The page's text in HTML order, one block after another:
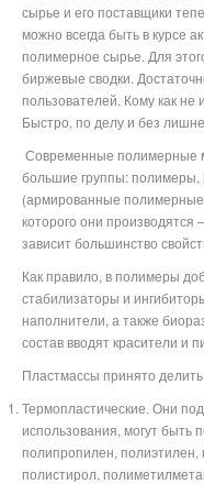
сырье и его поставщики
можно всегда быть в курсе
полимерное сырье. Для
биржевые сводки.
пользователей. Кому как
Быстро, по делу и без
Современные полимерные
большие группы:
(армированные
которого они
зависит большинство
Как правило, в полимеры
стабилизаторы и
наполнители, а также
состав вводят красители и
Пластмассы принято
Термопластические. Они
использования, могут
полипропилен,
полистирол,